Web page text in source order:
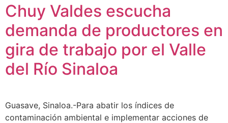
Chuy Valdes escucha
demanda de productores en
gira de trabajo por el Valle
del Río Sinaloa
Guasave, Sinaloa.-Para abatir los índices de
contaminación ambiental e implementar acciones de